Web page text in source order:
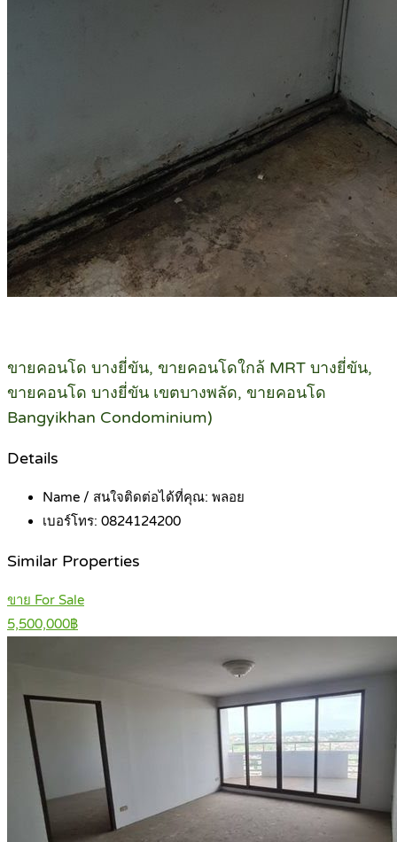
ขายคอนโด บางยี่ขัน, ขายคอนโดใกล้ MRT บางยี่ขัน,
ขายคอนโด บางยี่ขัน เขตบางพลัด, ขายคอนโด
Bangyikhan Condominium)
Details
Name / สนใจติดต่อได้ที่คุณ: พลอย
เบอร์โทร: 0824124200
Similar Properties
ขาย For Sale
5,500,000฿